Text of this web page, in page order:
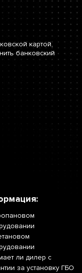
картой,
банковский
ли дилер с
за установку ГБО